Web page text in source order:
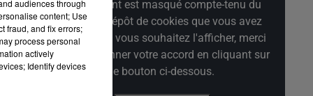
Cet élément est masqué compte-tenu du
refus du dépôt de cookies que vous avez
exprimé. Si vous souhaitez l'afficher, merci
de nous donner votre accord en cliquant sur
le bouton ci-dessous.
audiences through
content; Use
fraud, and fix errors;
process personal
actively
Identify devices